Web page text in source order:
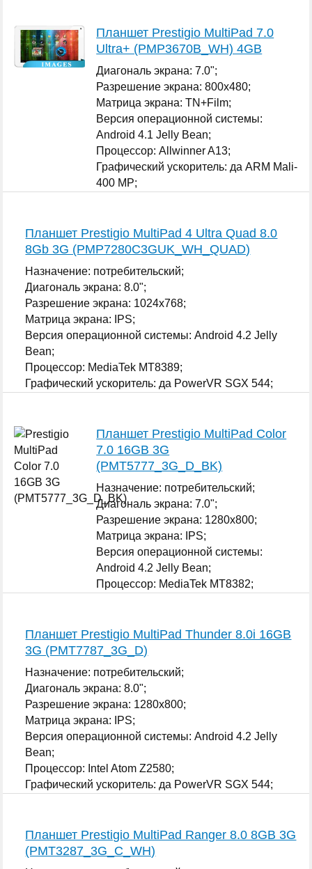
Планшет Prestigio MultiPad 7.0
Ultra+ (PMP3670B_WH) 4GB
Диагональ экрана: 7.0";
Разрешение экрана: 800x480;
Матрица экрана: TN+Film;
Версия операционной системы:
Android 4.1 Jelly Bean;
Процессор: Allwinner A13;
Графический ускоритель: да ARM Mali-
400 MP;
Планшет Prestigio MultiPad 4 Ultra Quad 8.0
8Gb 3G (PMP7280C3GUK_WH_QUAD)
Назначение: потребительский;
Диагональ экрана: 8.0";
Разрешение экрана: 1024x768;
Матрица экрана: IPS;
Версия операционной системы: Android 4.2 Jelly
Bean;
Процессор: MediaTek MT8389;
Графический ускоритель: да PowerVR SGX 544;
Планшет Prestigio MultiPad Color
7.0 16GB 3G
(PMT5777_3G_D_BK)
Назначение: потребительский;
Диагональ экрана: 7.0";
Разрешение экрана: 1280x800;
Матрица экрана: IPS;
Версия операционной системы:
Android 4.2 Jelly Bean;
Процессор: MediaTek MT8382;
...
Планшет Prestigio MultiPad Thunder 8.0i 16GB
3G (PMT7787_3G_D)
Назначение: потребительский;
Диагональ экрана: 8.0";
Разрешение экрана: 1280x800;
Матрица экрана: IPS;
Версия операционной системы: Android 4.2 Jelly
Bean;
Процессор: Intel Atom Z2580;
Графический ускоритель: да PowerVR SGX 544;
Планшет Prestigio MultiPad Ranger 8.0 8GB 3G
(PMT3287_3G_C_WH)